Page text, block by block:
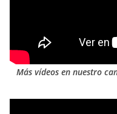
Más vídeos en nuestro